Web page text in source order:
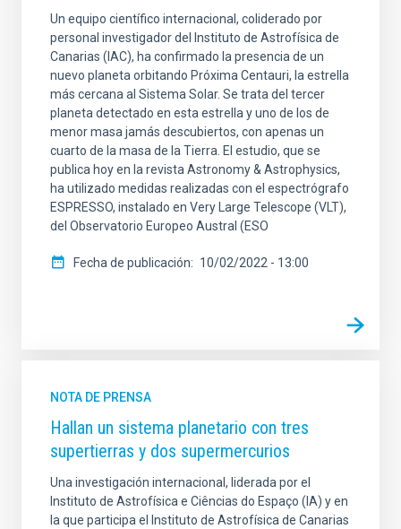
Un equipo científico internacional, coliderado por
personal investigador del Instituto de Astrofísica de
Canarias (IAC), ha confirmado la presencia de un
nuevo planeta orbitando Próxima Centauri, la estrella
más cercana al Sistema Solar. Se trata del tercer
planeta detectado en esta estrella y uno de los de
menor masa jamás descubiertos, con apenas un
cuarto de la masa de la Tierra. El estudio, que se
publica hoy en la revista Astronomy & Astrophysics,
ha utilizado medidas realizadas con el espectrógrafo
ESPRESSO, instalado en Very Large Telescope (VLT),
del Observatorio Europeo Austral (ESO
Fecha de publicación 10/02/2022 - 13:00
NOTA DE PRENSA
Hallan un sistema planetario con tres
supertierras y dos supermercurios
Una investigación internacional, liderada por el
Instituto de Astrofísica e Ciências do Espaço (IA) y en
la que participa el Instituto de Astrofísica de Canarias